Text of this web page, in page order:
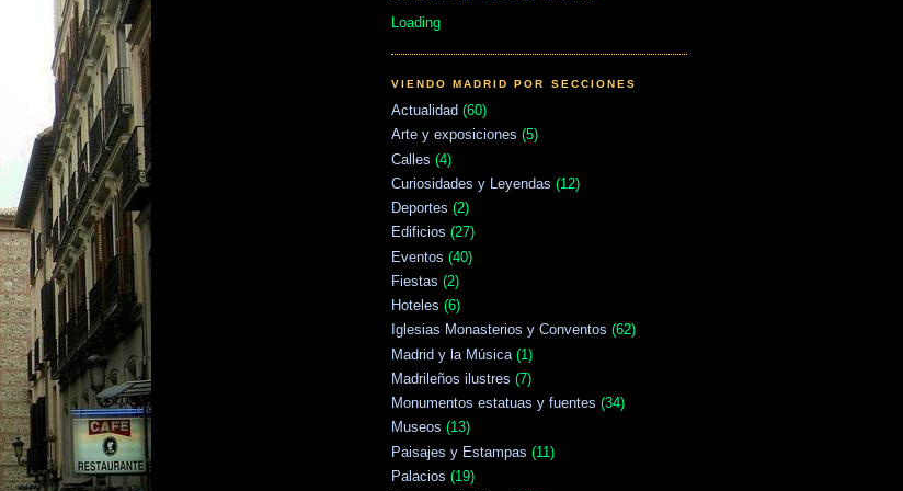
Loading
VIENDO MADRID POR SECCIONES
Actualidad (60)
Arte y exposiciones (5)
Calles (4)
Curiosidades y Leyendas (12)
Deportes (2)
Edificios (27)
Eventos (40)
Fiestas (2)
Hoteles (6)
Iglesias Monasterios y Conventos (62)
Madrid y la Música (1)
Madrileños ilustres (7)
Monumentos estatuas y fuentes (34)
Museos (13)
Paisajes y Estampas (11)
Palacios (19)